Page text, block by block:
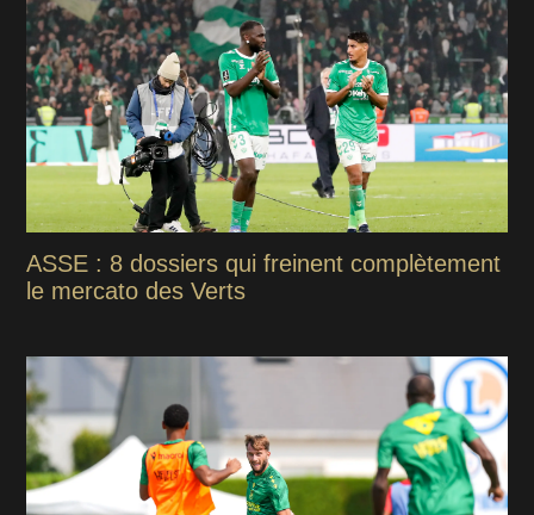
ASSE : 8 dossiers qui freinent complètement
le mercato des Verts